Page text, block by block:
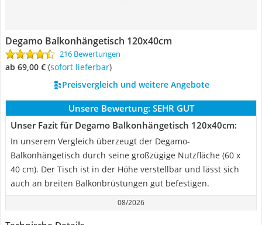
Degamo Balkonhängetisch 120x40cm
216 Bewertungen
ab 69,00 € ( Sofort lieferbar)
Preisvergleich und weitere Angebote
Unsere Bewertung: SEHR GUT
Unser Fazit für Degamo Balkonhängetisch 120x40cm:
In unserem Vergleich überzeugt der Degamo-
Balkonhängetisch durch seine großzügige Nutzfläche (60 x
40 cm). Der Tisch ist in der Höhe verstellbar und lässt sich
auch an breiten Balkonbrüstungen gut befestigen.
08/2026